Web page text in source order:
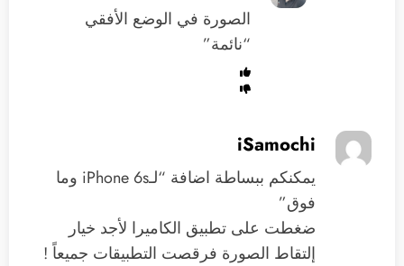
الصورة في الوضع الأفقي
“نائمة”
iSamochi
يمكنكم ببساطة اضافة “لـiPhone 6s وما
فوق”
ضغطت على تطبيق الكاميرا لأجد خيار
إلتقاط الصورة فرقصت التطبيقات جميعاً !